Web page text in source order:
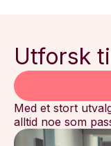
Utforsk
Med et stort
alltid noe som